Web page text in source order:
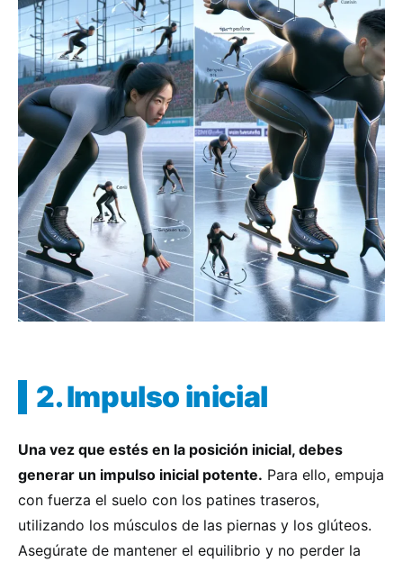
2. Impulso inicial
Una vez que estés en la posición inicial, debes
generar un impulso inicial potente. Para ello, empuja
con fuerza el suelo con los patines traseros,
utilizando los músculos de las piernas y los glúteos.
Asegúrate de mantener el equilibrio y no perder la